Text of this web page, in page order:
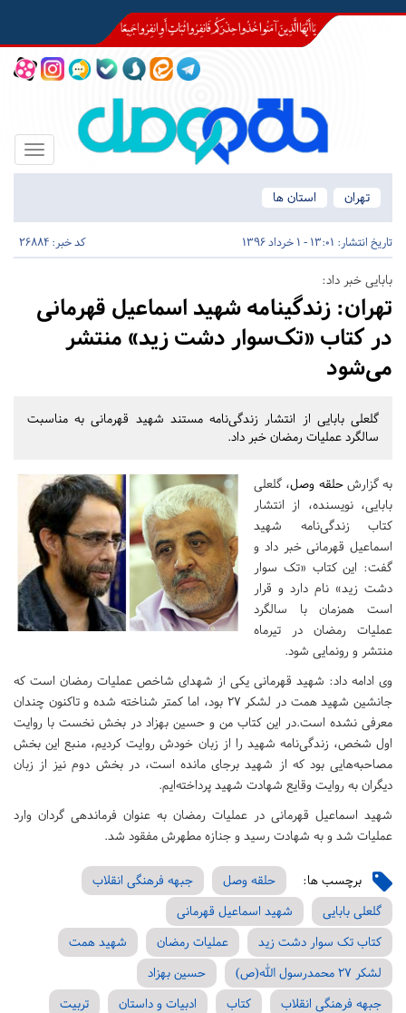
Toggle
تهران
استان ها
تاریخ انتشار: 13:01 - 1 خرداد 1396 کد خبر: 26884
بابایی خبر داد:
تهران: زندگینامه شهید اسماعیل قهرمانی
در کتاب «تک‌سوار دشت زید» منتشر
می‌شود
گلعلی بابایی از انتشار زندگی‌نامه مستند شهید قهرمانی به مناسبت
سالگرد عملیات رمضان خبر داد.
به گزارشحلقه وصل، گلعلی
بابایی، نویسنده، از انتشار
کتاب زندگی‌نامه شهید
اسماعیل قهرمانی خبر داد و
گفت:‌ این کتاب «تک سوار
دشت زید» نام دارد و قرار
است همزمان با سالگرد
عملیات رمضان در تیرماه
منتشر و رونمایی شود.
وی ادامه داد:‌ شهید قهرمانی یکی از شهدای شاخص عملیات رمضان است که
جانشین شهید همت در لشکر 27 بود،‌ اما کمتر شناخته شده و تاکنون چندان
معرفی نشده است.در این کتاب من و حسین بهزاد در بخش نخست با روایت
اول شخص،‌ زندگی‌نامه شهید را از زبان خودش روایت کردیم،‌ منبع این بخش
مصاحبه‌هایی بود که از شهید برجای مانده است‌،‌ در بخش دوم نیز از زبان
دیگران به روایت وقایع شهادت شهید پرداخته‌ایم.
شهید اسماعیل قهرمانی در عملیات رمضان به عنوان فرماندهی گردان وارد
عملیات شد و به شهادت رسید و جنازه مطهرش مفقود شد.
برچسب ها: حلقه وصل
جبهه فرهنگی انقلاب
گلعلی بابایی
شهید اسماعیل قهرمانی
کتاب تک سوار دشت زید
عملیات رمضان
شهید همت
لشکر 27 محمدرسول الله(ص)
حسین بهزاد
جبهه فرهنگی انقلاب
کتاب ادبیات و داستان
تربیت